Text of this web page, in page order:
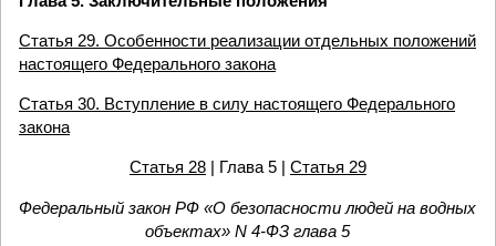
Статья 29. Особенности реализации отдельных положений
настоящего Федерального закона
Статья 30. Вступление в силу настоящего Федерального
закона
Статья 28| Глава 5 | Статья 29
Федеральный закон РФ «О безопасности людей на водных
объектах» N 4-ФЗ глава 5